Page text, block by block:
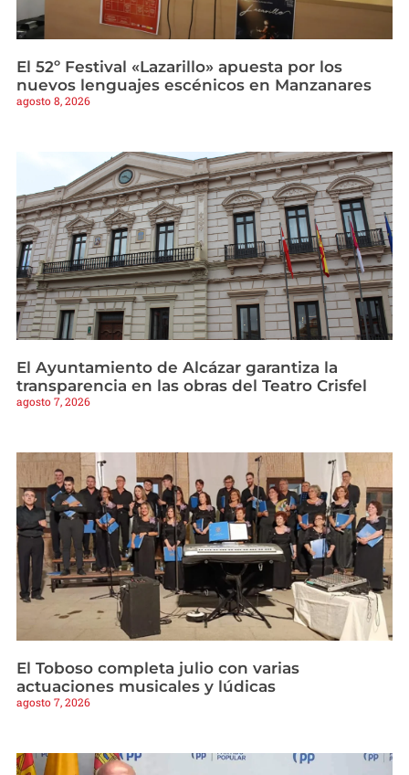
El 52º Festival «Lazarillo» apuesta por los
nuevos lenguajes escénicos en Manzanares
agosto 8, 2026
El Ayuntamiento de Alcázar garantiza la
transparencia en las obras del Teatro Crisfel
agosto 7, 2026
El Toboso completa julio con varias
actuaciones musicales y lúdicas
agosto 7, 2026